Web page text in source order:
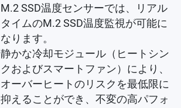
M.2 SSD温度センサーでは、リアル
タイムのM.2 SSD温度監視が可能に
なります。
静かな冷却モジュール（ヒートシン
クおよびスマートファン）により、
オーバーヒートのリスクを最低限に
抑えることができ、不変の高パフォ